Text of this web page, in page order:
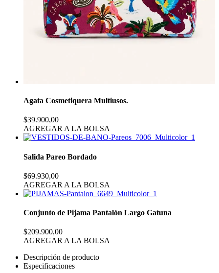
Agata Cosmetiquera Multiusos.
$39.900,00
AGREGAR A LA BOLSA
Salida Pareo Bordado
$69.930,00
AGREGAR A LA BOLSA
Conjunto de Pijama Pantalón Largo Gatuna
$209.900,00
AGREGAR A LA BOLSA
Descripción de producto
Especificaciones